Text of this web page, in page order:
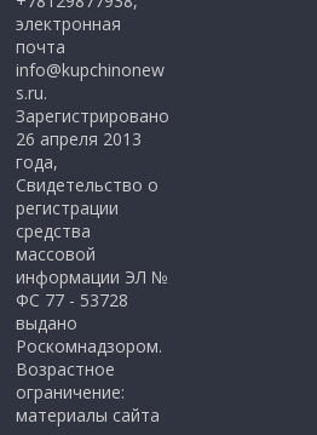
электронная
почта
info@kupchinonew
s.ru.
Зарегистрировано
26 апреля 2013
года,
Свидетельство о
регистрации
средства
массовой
информации ЭЛ №
ФС 77 - 53728
выдано
Роскомнадзором.
Возрастное
ограничение:
материалы сайта